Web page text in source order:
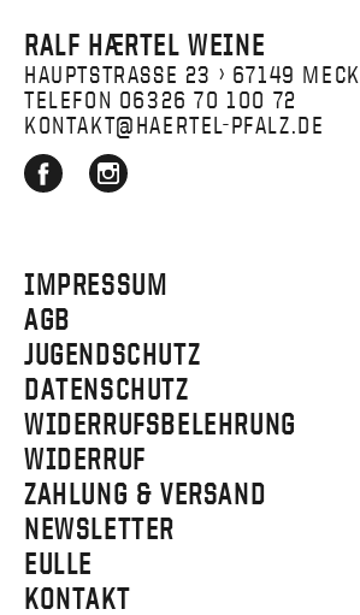
RALF HÆRTEL WEINE
HAUPTSTRASSE 23 › 67149
TELEFON 06326 70 100 72
KONTAKT@HAERTEL-PFALZ.DE
IMPRESSUM
AGB
JUGENDSCHUTZ
DATENSCHUTZ
WIDERRUFSBELEHRUNG
WIDERRUF
ZAHLUNG & VERSAND
NEWSLETTER
EULLE
KONTAKT